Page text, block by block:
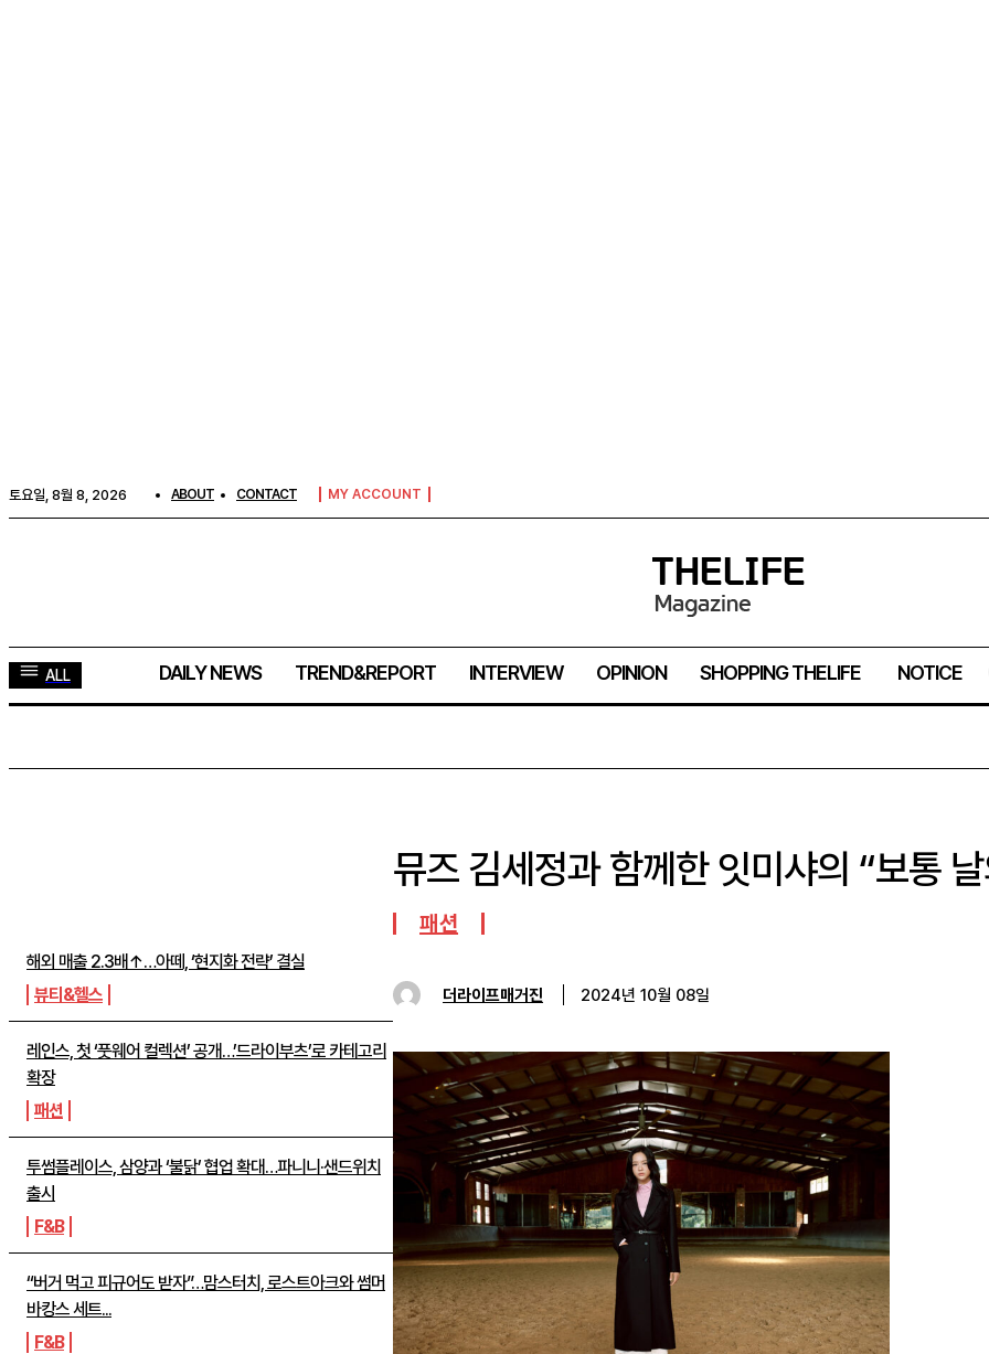
토요일, 8월 8, 2026 ABOUT CONTACT MY ACCOUNT
ALL DAILY NEWS TREND&REPORT INTERVIEW OPINION SHOPPING THELIFE NOTICE
해외 매출 2.3배↑…아떼, ‘현지화 전략’ 결실
뷰티&헬스
레인스, 첫 ‘풋웨어 컬렉션’ 공개…’드라이부츠’로 카테고리
확장
패션
투썸플레이스, 삼양과 ‘불닭’ 협업 확대…파니니·샌드위치
출시
F&B
“버거 먹고 피규어도 받자”…맘스터치, 로스트아크와 썸머
바캉스 세트...
F&B
뮤즈 김세정과 함께한 잇미샤의 “보통
패션
더라이프매거진 2024년 10월 08일